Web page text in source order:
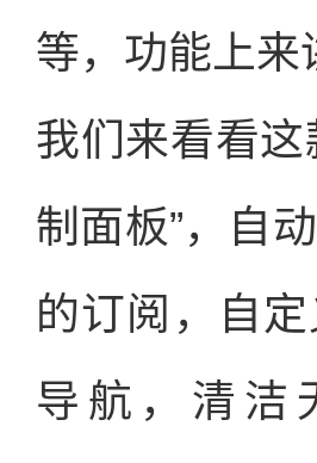
等，功能上来
我们来看看
制面板”，自
的订阅，自
导航，清洁